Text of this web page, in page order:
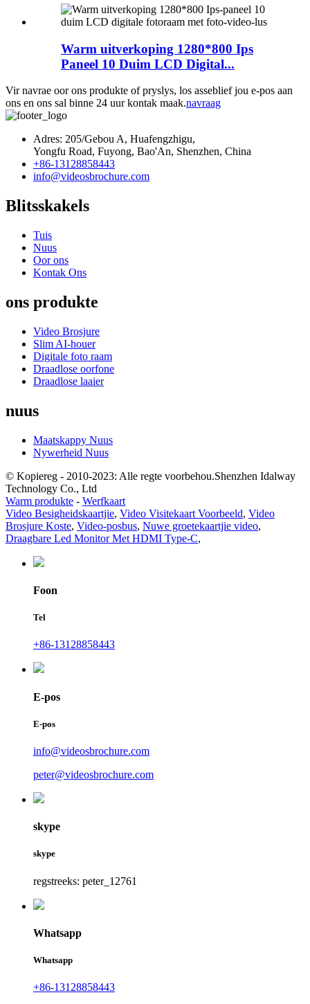
Warm uitverkoping 1280*800 Ips
Paneel 10 Duim LCD Digital...
Vir navrae oor ons produkte of pryslys, los asseblief jou e-pos aan
ons en ons sal binne 24 uur kontak maak.navraag
Adres: 205/Gebou A, Huafengzhigu,
Yongfu Road, Fuyong, Bao'An, Shenzhen, China
+86-13128858443
info@videosbrochure.com
Blitsskakels
Tuis
Nuus
Oor ons
Kontak Ons
ons produkte
Video Brosjure
Slim AI-houer
Digitale foto raam
Draadlose oorfone
Draadlose laaier
nuus
Maatskappy Nuus
Nywerheid Nuus
© Kopiereg - 2010-2023: Alle regte voorbehou.Shenzhen Idalway
Technology Co., Ltd
Warm produkte - Werfkaart
Video Besigheidskaartjie, Video Visitekaart Voorbeeld, Video
Brosjure Koste, Video-posbus, Nuwe groetekaartjie video,
Draagbare Led Monitor Met HDMI Type-C,
Foon
Tel
+86-13128858443
E-pos
E-pos
info@videosbrochure.com
peter@videosbrochure.com
skype
skype
regstreeks: peter_12761
Whatsapp
Whatsapp
+86-13128858443